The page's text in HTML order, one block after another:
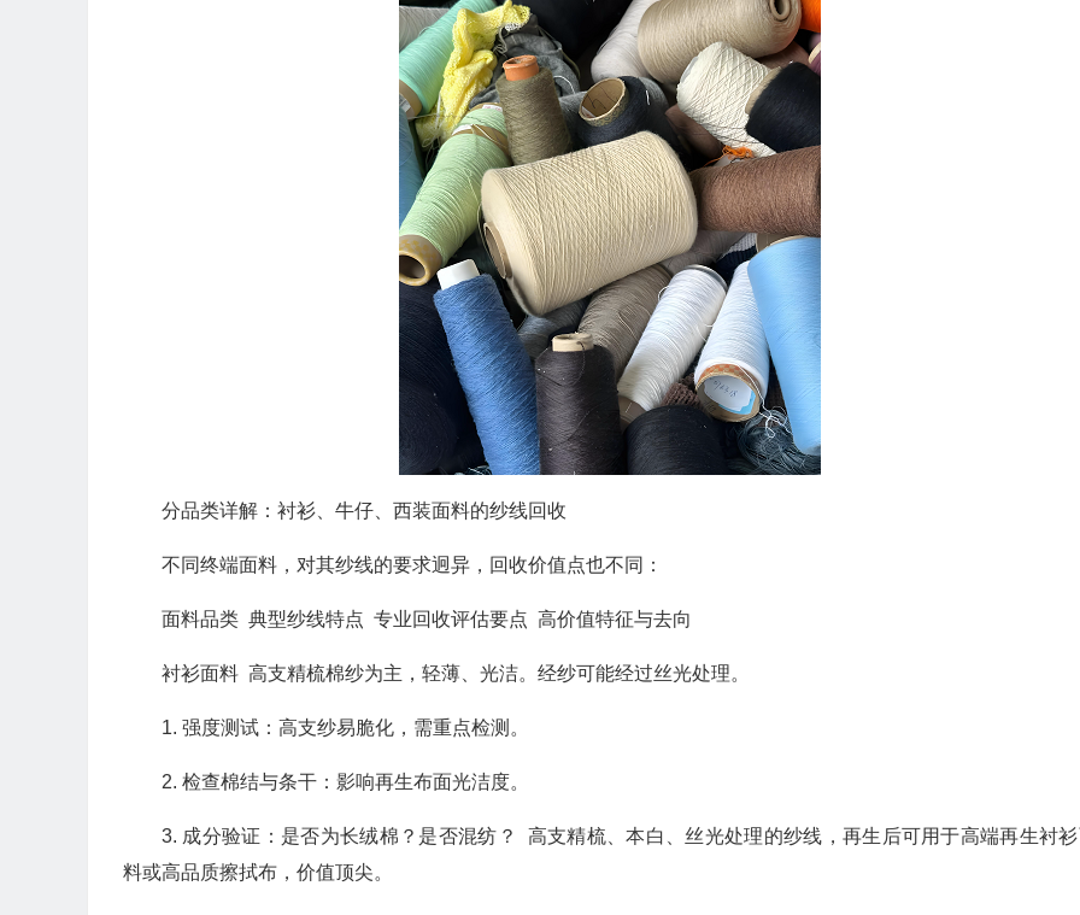
分品类详解：衬衫、牛仔、西装面料的纱线回收
不同终端面料，对其纱线的要求迥异，回收价值点也不同：
面料品类 典型纱线特点 专业回收评估要点 高价值特征与去向
衬衫面料 高支精梳棉纱为主，轻薄、光洁。经纱可能经过丝光处理。
1. 强度测试：高支纱易脆化，需重点检测。
2. 检查棉结与条干：影响再生布面光洁度。
3. 成分验证：是否为长绒棉？是否混纺？ 高支精梳、本白、丝光处理的纱线，再生后可用于高端再生衬
料或高品质擦拭布，价值顶尖。